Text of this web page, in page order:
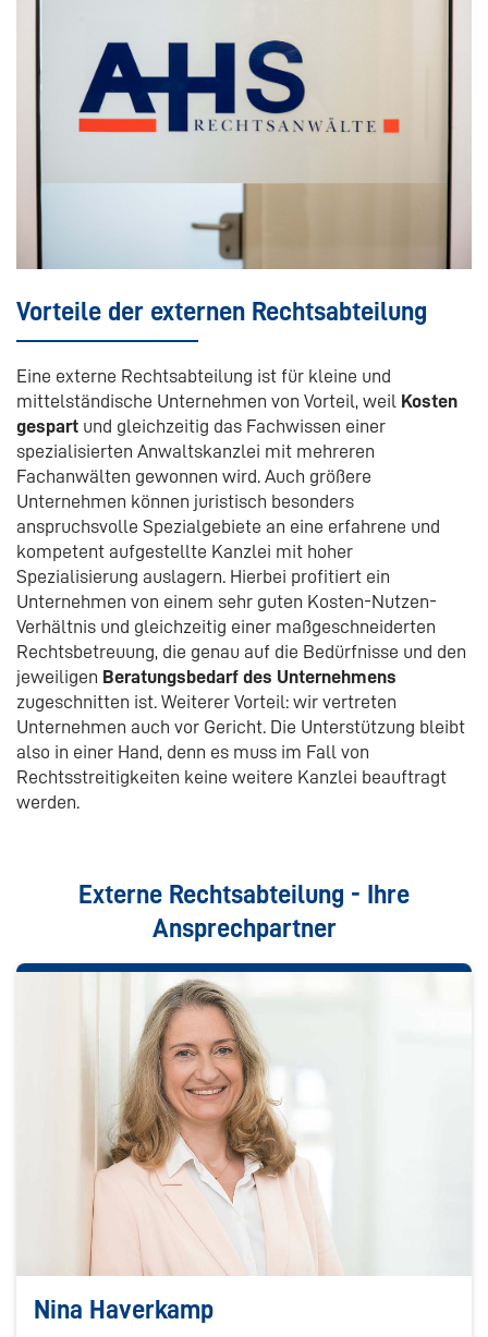
Vorteile der externen Rechtsabteilung
Eine externe Rechtsabteilung ist für kleine und
mittelständische Unternehmen von Vorteil, weil Kosten
gespart und gleichzeitig das Fachwissen einer
spezialisierten Anwaltskanzlei mit mehreren
Fachanwälten gewonnen wird. Auch größere
Unternehmen können juristisch besonders
anspruchsvolle Spezialgebiete an eine erfahrene und
kompetent aufgestellte Kanzlei mit hoher
Spezialisierung auslagern. Hierbei profitiert ein
Unternehmen von einem sehr guten Kosten-Nutzen-
Verhältnis und gleichzeitig einer maßgeschneiderten
Rechtsbetreuung, die genau auf die Bedürfnisse und den
jeweiligen Beratungsbedarf des Unternehmens
zugeschnitten ist. Weiterer Vorteil: wir vertreten
Unternehmen auch vor Gericht. Die Unterstützung bleibt
also in einer Hand, denn es muss im Fall von
Rechtsstreitigkeiten keine weitere Kanzlei beauftragt
werden.
Externe Rechtsabteilung - Ihre
Ansprechpartner
Nina Haverkamp